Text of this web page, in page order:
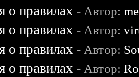
о правилах - Автор:
о правилах - Автор:
о правилах - Автор:
о правилах - Автор: